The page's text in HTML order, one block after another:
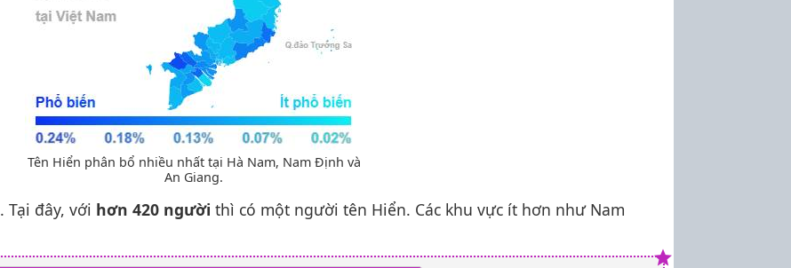
Tên Hiển phân bổ nhiều nhất tại Hà Nam, Nam Định và
An Giang.
. Tại đây, với hơn 420 người thì có một người tên Hiển. Các khu vực ít hơn như Nam